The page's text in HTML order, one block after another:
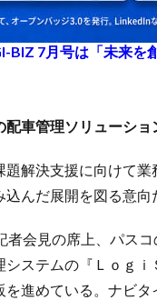
BIZ 7月号は「未来を
配車管理ソリューショ
解決支援に向けて
込んだ展開を図る意向
会見の席上、パス
システムの『Ｌｏｇ
を進めている。ナビ